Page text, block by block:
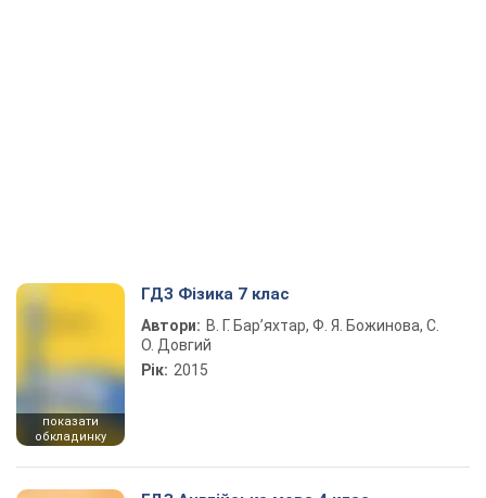
показати
обкладинку
ГДЗ Фізика 7 клас
Автори: В. Г. Бар’яхтар, Ф. Я. Божинова, С.
О. Довгий
Рік: 2015